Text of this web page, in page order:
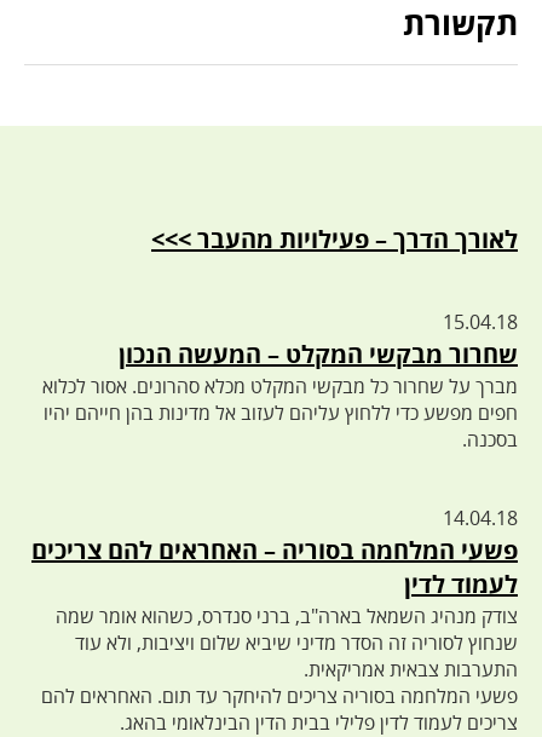
תקשורת
לאורך הדרך – פעילויות מהעבר >>>
15.04.18
שחרור מבקשי המקלט – המעשה הנכון
מברך על שחרור כל מבקשי המקלט מכלא סהרונים. אסור לכלוא
חפים מפשע כדי ללחוץ עליהם לעזוב אל מדינות בהן חייהם יהיו
בסכנה.
14.04.18
פשעי המלחמה בסוריה – האחראים להם צריכים
לעמוד לדין
צודק מנהיג השמאל בארה"ב, ברני סנדרס, כשהוא אומר שמה
שנחוץ לסוריה זה הסדר מדיני שיביא שלום ויציבות, ולא עוד
התערבות צבאית אמריקאית.
פשעי המלחמה בסוריה צריכים להיחקר עד תום. האחראים להם
צריכים לעמוד לדין פלילי בבית הדין הבינלאומי בהאג.